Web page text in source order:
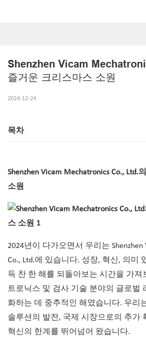
Shenzhen Vicam
즐거운 크리스마스 소원
2024-12-24
목차
Shenzhen Vicam Mechatronics Co.,
소원
2024년이 다가오면서 우리는 Shenzhen
Co., Ltd.에 있습니다. 성장, 혁신, 의미
득 찬 한 해를 되돌아보는 시간을 가져
트로닉스 및 검사 기술 분야의 글로벌
화하는 데 중추적인 해였습니다. 우리
솔루션의 발전, 국제 시장으로의 추가
혁신의 한계를 뛰어넘어 왔습니다.